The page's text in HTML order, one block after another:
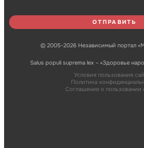
© 2005-2026 Независимый портал
Salus populi suprema lex – «Здоровье
Условия пользования
Политика
Соглашение о пользовании